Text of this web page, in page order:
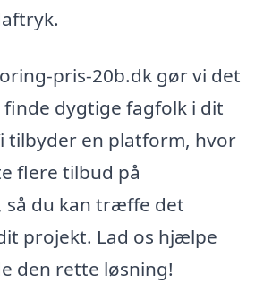
pris-20b.dk gør vi det
dygtige fagfolk i dit
tilbyder en platform, hvor
flere tilbud på
du kan træffe det
projekt. Lad os hjælpe
den rette løsning!